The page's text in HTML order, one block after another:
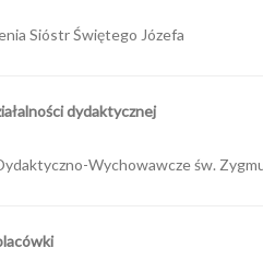
Sióstr Świętego Józefa
dydaktycznej
Wychowawcze św.